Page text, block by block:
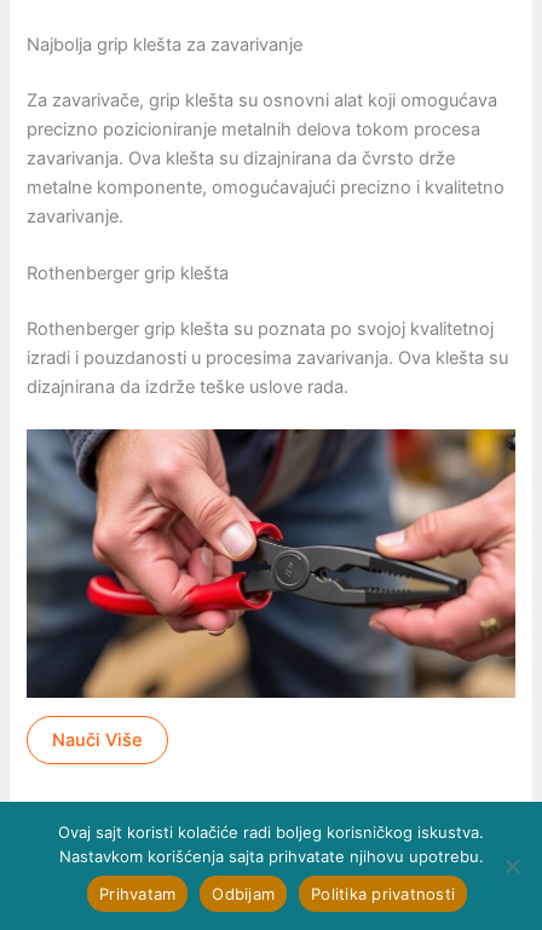
Najbolja grip klešta za zavarivanje
Za zavarivače, grip klešta su osnovni alat koji omogućava
precizno pozicioniranje metalnih delova tokom procesa
zavarivanja. Ova klešta su dizajnirana da čvrsto drže
metalne komponente, omogućavajući precizno i kvalitetno
zavarivanje.
Rothenberger grip klešta
Rothenberger grip klešta su poznata po svojoj kvalitetnoj
izradi i pouzdanosti u procesima zavarivanja. Ova klešta su
dizajnirana da izdrže teške uslove rada.
Nauči Više
Ovaj sajt koristi kolačiće radi boljeg korisničkog iskustva.
Nastavkom korišćenja sajta prihvatate njihovu upotrebu.
Prihvatam
Odbijam Politika privatnosti